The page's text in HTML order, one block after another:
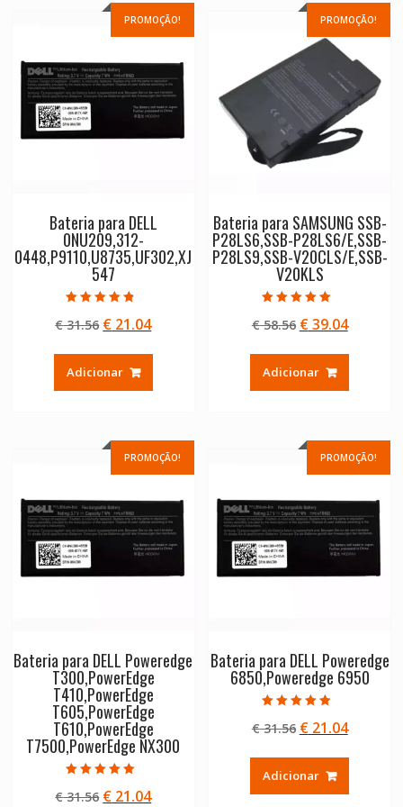
PROMOÇÃO!
Bateria para DELL
0NU209,312-
0448,P9110,U8735,UF302,XJ
547
4.50
de 5
€31.56 O
original
era:
€ 21.04O
Adicionar
PROMOÇÃO!
Bateria para SAMSUNG SSB-
P28LS6,SSB-P28LS6/E,SSB-
P28LS9,SSB-V20CLS/E,SSB-
V20KLS
5.00
de 5
€58.56 O
original
era:
€39.04O
Adicionar
PROMOÇÃO!
Bateria para DELL Poweredge
T300,PowerEdge
T410,PowerEdge
T605,PowerEdge
T610,PowerEdge
T7500,PowerEdge NX300
5.00
€31.56 O
€ 21.04O
PROMOÇÃO!
Bateria para DELL Poweredge
6850,Poweredge 6950
4.50
de 5
€31.56 O
original
era:
€21.04O
Adicionar